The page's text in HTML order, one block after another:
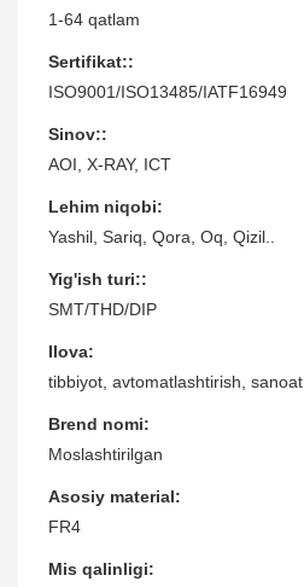
1-64 qatlam
Sertifikat::
ISO9001/ISO13485/IATF16949
Sinov::
AOI, X-RAY, ICT
Lehim niqobi:
Yashil, Sariq, Qora, Oq, Qizil..
Yig'ish turi::
SMT/THD/DIP
Ilova:
tibbiyot, avtomatlashtirish, sanoat
Brend nomi:
Moslashtirilgan
Asosiy material:
FR4
Mis qalinligi: